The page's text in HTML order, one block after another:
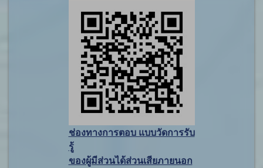
ช่องทางการตอบ แบบวัดการรับ
รู้
ของผู้มีส่วนได้ส่วนเสียภายนอก